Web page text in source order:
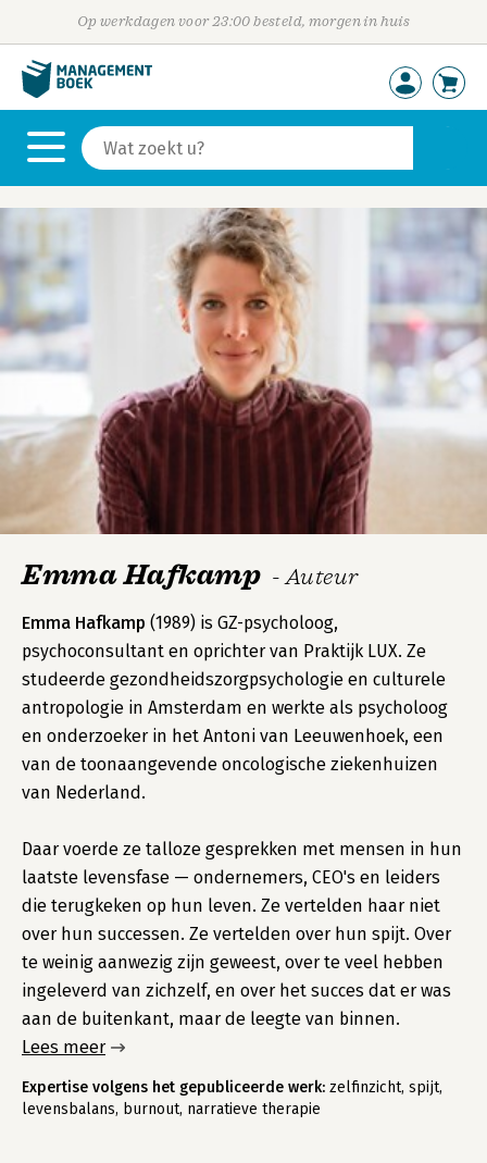
Op werkdagen voor 23:00 besteld, morgen in huis
Emma Hafkamp - Auteur
Emma Hafkamp (1989) is GZ-psycholoog,
psychoconsultant en oprichter van Praktijk LUX. Ze
studeerde gezondheidszorgpsychologie en culturele
antropologie in Amsterdam en werkte als psycholoog
en onderzoeker in het Antoni van Leeuwenhoek, een
van de toonaangevende oncologische ziekenhuizen
van Nederland.
Daar voerde ze talloze gesprekken met mensen in hun
laatste levensfase — ondernemers, CEO's en leiders
die terugkeken op hun leven. Ze vertelden haar niet
over hun successen. Ze vertelden over hun spijt. Over
te weinig aanwezig zijn geweest, over te veel hebben
ingeleverd van zichzelf, en over het succes dat er was
aan de buitenkant, maar de leegte van binnen.
Lees meer
Expertise volgens het gepubliceerde werk: zelfinzicht, spijt,
levensbalans, burnout, narratieve therapie